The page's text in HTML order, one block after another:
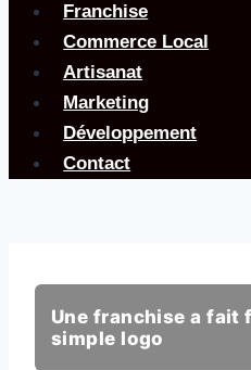
Franchise
Commerce Local
Artisanat
Marketing
Développement
Contact
Une franchise a fait
simple logo